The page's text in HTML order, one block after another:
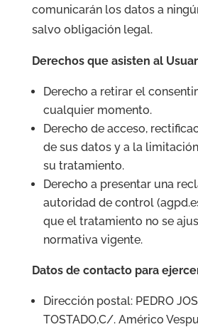
comunicarán los datos a
salvo obligación legal.
Derechos que asisten al
Derecho a retirar el
cualquier momento.
Derecho de acceso,
de sus datos y a la
su tratamiento.
Derecho a presentar una
autoridad de control
que el tratamiento no se
normativa vigente.
Datos de contacto para
Dirección postal: PEDRO
TOSTADO,C/. Américo